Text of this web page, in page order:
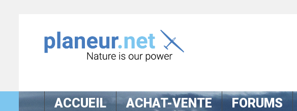
ACCUEIL ACHAT-VENTE FORUMS